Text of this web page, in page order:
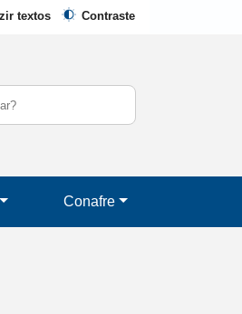
textos Contraste
Conafre